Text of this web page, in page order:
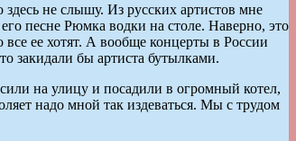
не слышу. Из русских артистов мне
песне Рюмка водки на столе. Наверно, это
ее хотят. А вообще концерты в России
закидали бы артиста бутылками.
на улицу и посадили в огромный котел,
надо мной так издеваться. Мы с трудом